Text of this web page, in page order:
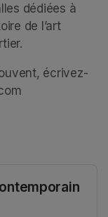
dédiées à
de l’art
écrivez-